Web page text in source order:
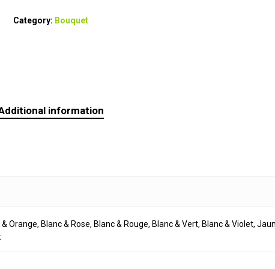
Category: Bouquet
information
Orange, Blanc & Rose, Blanc & Rouge, Blanc & Vert, Blanc & Violet,